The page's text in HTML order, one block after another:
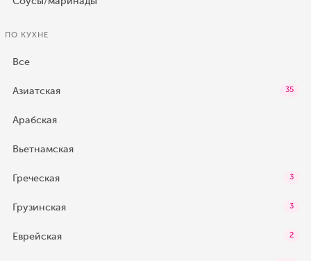
ПО КУХНЕ
Все
Азиатская 35
Арабская
Вьетнамская
Греческая 3
Грузинская 3
Еврейская 2